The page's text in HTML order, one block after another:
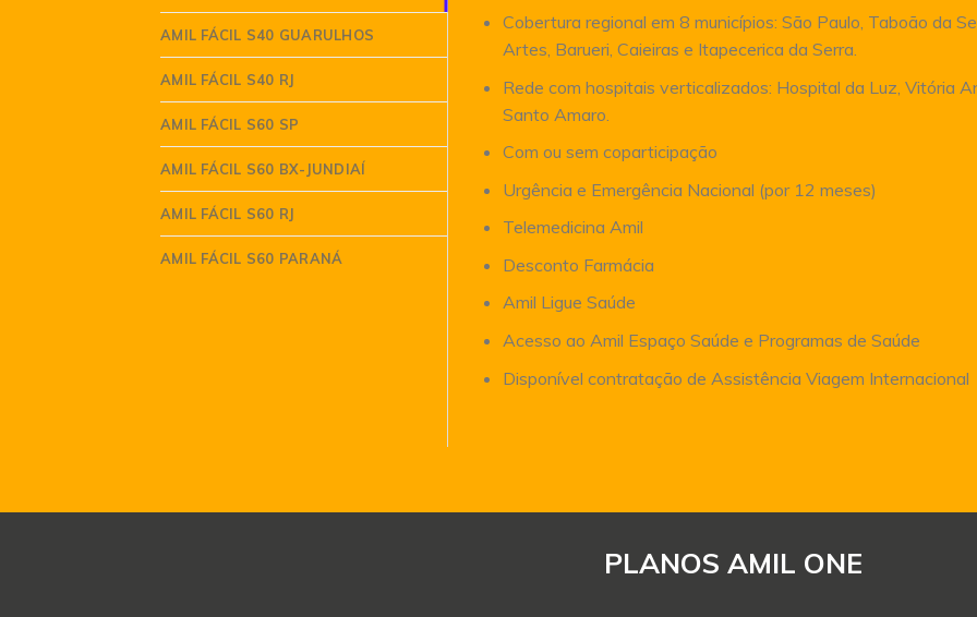
AMIL FÁCIL S40 GUARULHOS
AMIL FÁCIL S40 RJ
AMIL FÁCIL S60 SP
AMIL FÁCIL S60 BX-JUNDIAÍ
AMIL FÁCIL S60 RJ
AMIL FÁCIL S60 PARANÁ
Cobertura regional em 8 municípios: São Paulo, Taboão da
Artes, Barueri, Caieiras e Itapecerica da Serra.
Rede com hospitais verticalizados: Hospital da Luz, Vitória
Santo Amaro.
Com ou sem coparticipação
Urgência e Emergência Nacional (por 12 meses)
Telemedicina Amil
Desconto Farmácia
Amil Ligue Saúde
Acesso ao Amil Espaço Saúde e Programas de Saúde
Disponível contratação de Assistência Viagem Internacional
PLANOS AMIL ONE